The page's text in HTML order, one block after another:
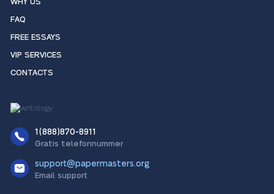
WHY US
FAQ
FREE ESSAYS
VIP SERVICES
CONTACTS
1(888)870-8911
Gratis telefonnummer
support@papermasters.org
Email support